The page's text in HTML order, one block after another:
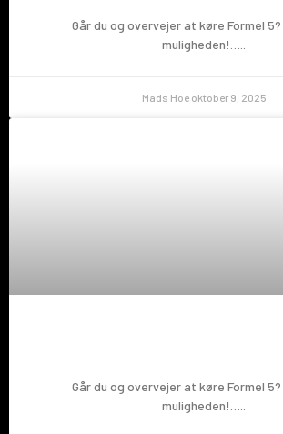
Går du og overvejer at køre Formel 5?
muligheden!…..
Mads Hoe oktober 9, 2025
Går du og overvejer at køre Formel 5?
muligheden!…..